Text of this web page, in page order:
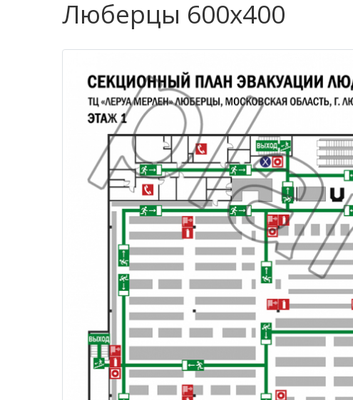
Люберцы 600x400